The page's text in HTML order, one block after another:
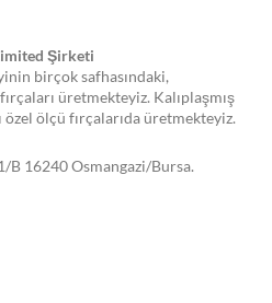
Şirketi
birçok safhasındaki,
üretmekteyiz. Kalıplaşmış
özel ölçü fırçalarıda üretmekteyiz.
B 16240 Osmangazi/Bursa.